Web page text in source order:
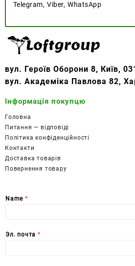
Telegram, Viber, WhatsApp
вул. Героїв Оборони 8, Київ,
вул. Академіка Павлова 82,
Інформація покупцю
Головна
Питання — відповіді
Політика конфіденційності
Контакти
Доставка товарів
Повернення товару
Name *
Эл. почта *